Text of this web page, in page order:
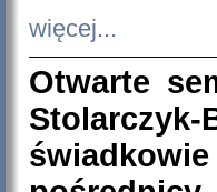
więcej...
Otwarte